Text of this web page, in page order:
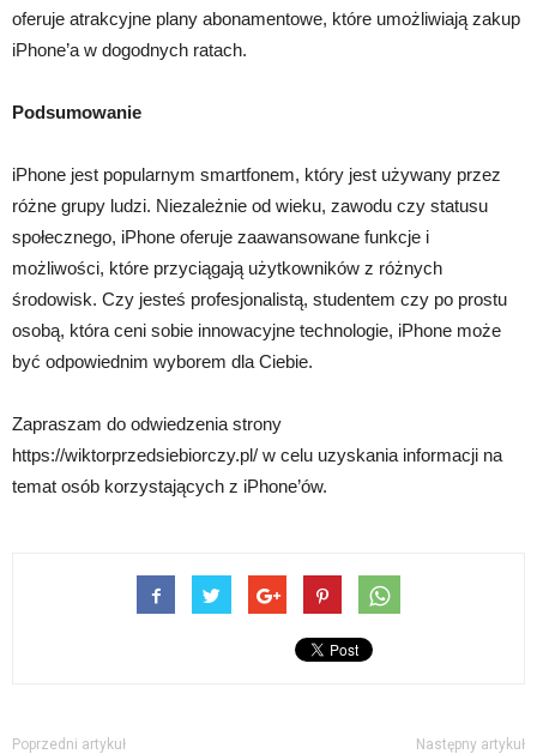
oferuje atrakcyjne plany abonamentowe, które umożliwiają zakup
iPhone’a w dogodnych ratach.
Podsumowanie
iPhone jest popularnym smartfonem, który jest używany przez
różne grupy ludzi. Niezależnie od wieku, zawodu czy statusu
społecznego, iPhone oferuje zaawansowane funkcje i
możliwości, które przyciągają użytkowników z różnych
środowisk. Czy jesteś profesjonalistą, studentem czy po prostu
osobą, która ceni sobie innowacyjne technologie, iPhone może
być odpowiednim wyborem dla Ciebie.
Zapraszam do odwiedzenia strony
https://wiktorprzedsiebiorczy.pl/ w celu uzyskania informacji na
temat osób korzystających z iPhone’ów.
Poprzedni artykuł Następny artykuł